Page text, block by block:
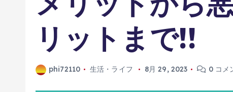
リットまで!!
phi72110 生活・ライフ 8月 29, 2023 0 コメ